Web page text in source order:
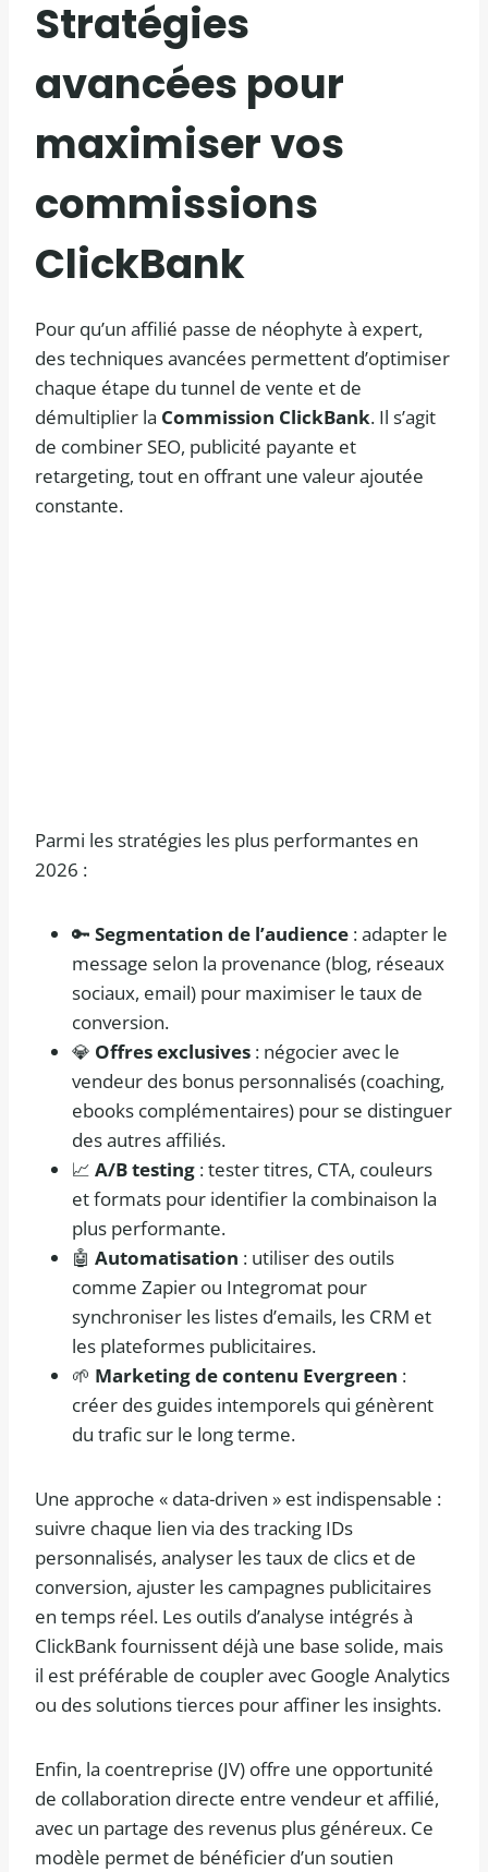
Stratégies
avancées pour
maximiser vos
commissions
ClickBank
Pour qu’un affilié passe de néophyte à expert,
des techniques avancées permettent d’optimiser
chaque étape du tunnel de vente et de
démultiplier la Commission ClickBank. Il s’agit
de combiner SEO, publicité payante et
retargeting, tout en offrant une valeur ajoutée
constante.
Parmi les stratégies les plus performantes en
2026 :
🔑 Segmentation de l’audience : adapter le
message selon la provenance (blog, réseaux
sociaux, email) pour maximiser le taux de
conversion.
💎 Offres exclusives : négocier avec le
vendeur des bonus personnalisés (coaching,
ebooks complémentaires) pour se distinguer
des autres affiliés.
📈 A/B testing : tester titres, CTA, couleurs
et formats pour identifier la combinaison la
plus performante.
🤖 Automatisation : utiliser des outils
comme Zapier ou Integromat pour
synchroniser les listes d’emails, les CRM et
les plateformes publicitaires.
🌱 Marketing de contenu Evergreen :
créer des guides intemporels qui génèrent
du trafic sur le long terme.
Une approche « data-driven » est indispensable :
suivre chaque lien via des tracking IDs
personnalisés, analyser les taux de clics et de
conversion, ajuster les campagnes publicitaires
en temps réel. Les outils d’analyse intégrés à
ClickBank fournissent déjà une base solide, mais
il est préférable de coupler avec Google Analytics
ou des solutions tierces pour affiner les insights.
Enfin, la coentreprise (JV) offre une opportunité
de collaboration directe entre vendeur et affilié,
avec un partage des revenus plus généreux. Ce
modèle permet de bénéficier d’un soutien